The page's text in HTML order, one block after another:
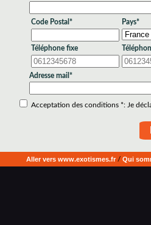
Code Postal* Pays*
Téléphone fixe
Adresse mail*
Acceptation des conditions *: Je
Aller vers www.exotismes.fr/ Qui